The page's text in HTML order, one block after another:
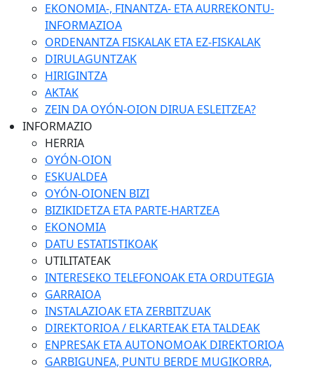
EKONOMIA-, FINANTZA- ETA AURREKONTU-
INFORMAZIOA
ORDENANTZA FISKALAK ETA EZ-FISKALAK
DIRULAGUNTZAK
HIRIGINTZA
AKTAK
ZEIN DA OYÓN-OION DIRUA ESLEITZEA?
INFORMAZIO
HERRIA
OYÓN-OION
ESKUALDEA
OYÓN-OIONEN BIZI
BIZIKIDETZA ETA PARTE-HARTZEA
EKONOMIA
DATU ESTATISTIKOAK
UTILITATEAK
INTERESEKO TELEFONOAK ETA ORDUTEGIA
GARRAIOA
INSTALAZIOAK ETA ZERBITZUAK
DIREKTORIOA / ELKARTEAK ETA TALDEAK
ENPRESAK ETA AUTONOMOAK DIREKTORIOA
GARBIGUNEA, PUNTU BERDE MUGIKORRA,